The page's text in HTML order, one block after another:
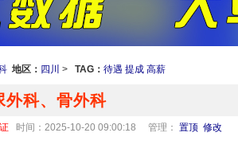
地区： 四川 > TAG： 待遇 提成 高薪
外科、骨外科
时间：2025-10-20 09:00:18 管理： 置顶 修改